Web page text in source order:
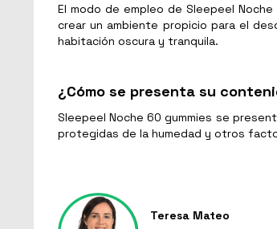
El modo de empleo de Sleepeel
crear un ambiente propicio para el
habitación oscura y tranquila.
¿Cómo se presenta su
Sleepeel Noche 60 gummies se
protegidas de la humedad y otros
Teresa Mateo